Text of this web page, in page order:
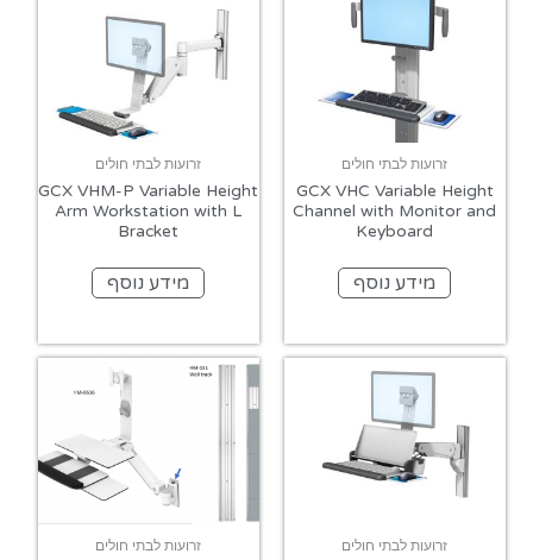
זרועות לבתי חולים
GCX VHC Variable Height
Channel with Monitor and
Keyboard
מידע נוסף
זרועות לבתי חולים
GCX VHM-P Variable Height
Arm Workstation with L
Bracket
מידע נוסף
זרועות לבתי חולים זרועות לבתי חולים